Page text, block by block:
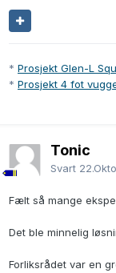
* Prosjekt Glen-L
* Prosjekt 4 fot
Tonic
Svart
Fælt så mange
Det ble minnelig
Forliksrådet var en